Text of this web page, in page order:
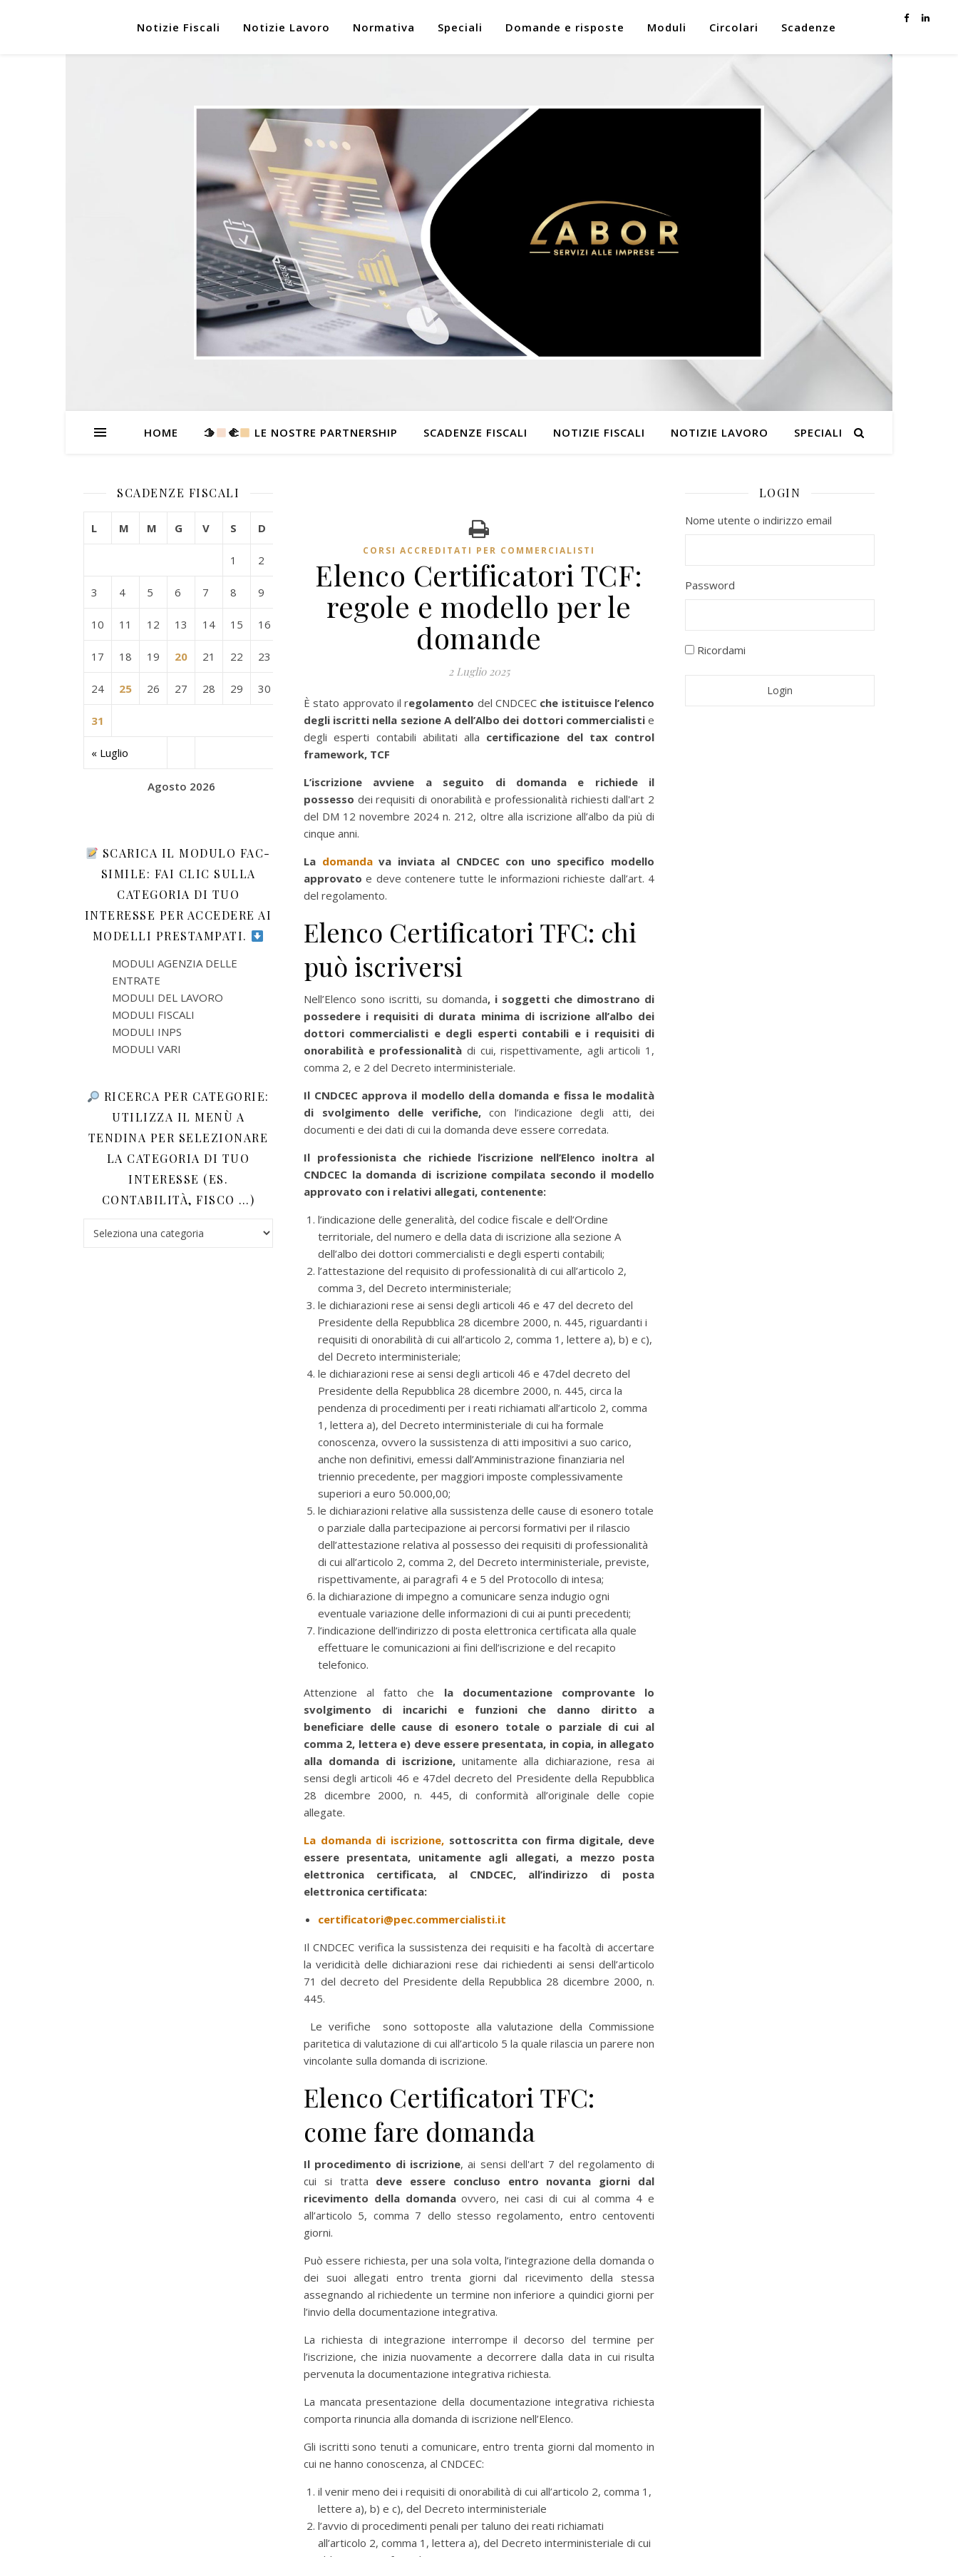
Notizie Fiscali Notizie Lavoro Normativa Speciali Domande e risposte Moduli Circolari Scadenze
HOME 🫱 ‍🫲 LE NOSTRE PARTNERSHIP SCADENZE FISCALI NOTIZIE FISCALI NOTIZIE LAVORO SPECIALI
SCADENZE FISCALI
Agosto 2026
L M M G V S D
« Luglio
1 2
3 4 5 6 7 8 9
10 11 12 13 14 15 16
17 18 19 20 21 22 23
24 25 26 27 28 29 30
31
SCARICA IL MODULO FAC-
SIMILE: FAI CLIC SULLA
CATEGORIA DI TUO
INTERESSE PER ACCEDERE AI
MODELLI PRESTAMPATI.
MODULI AGENZIA DELLE
ENTRATE
MODULI DEL LAVORO
MODULI FISCALI
MODULI INPS
MODULI VARI
RICERCA PER CATEGORIE:
UTILIZZA IL MENÙ A
TENDINA PER SELEZIONARE
LA CATEGORIA DI TUO
INTERESSE (ES.
CONTABILITÀ, FISCO …)
Ricerca per categorie: utilizza il menù a tendina per selezionare la categoria di tuo interesse (es. contabilità, Fisco …)
CORSI ACCREDITATI PER COMMERCIALISTI
Elenco Certificatori TCF:
regole e modello per le
domande
2 Luglio 2025
È stato approvato il regolamento del CNDCEC che istituisce l’elenco
degli iscritti nella sezione A dell’Albo dei dottori commercialisti e
degli esperti contabili abilitati alla certificazione del tax control
framework, TCF
L’iscrizione avviene a seguito di domanda e richiede il
possesso dei requisiti di onorabilità e professionalità richiesti dall'art 2
del DM 12 novembre 2024 n. 212, oltre alla iscrizione all’albo da più di
cinque anni.
La domandava inviata al CNDCEC con uno specifico modello
approvato e deve contenere tutte le informazioni richieste dall’art. 4
del regolamento.
Elenco Certificatori TFC: chi
può iscriversi
Nell’Elenco sono iscritti, su domanda, i soggetti che dimostrano di
possedere i requisiti di durata minima di iscrizione all’albo dei
dottori commercialisti e degli esperti contabili e i requisiti di
onorabilità e professionalità di cui, rispettivamente, agli articoli 1,
comma 2, e 2 del Decreto interministeriale.
Il CNDCEC approva il modello della domanda e fissa le modalità
di svolgimento delle verifiche, con l’indicazione degli atti, dei
documenti e dei dati di cui la domanda deve essere corredata.
Il professionista che richiede l’iscrizione nell’Elenco inoltra al
CNDCEC la domanda di iscrizione compilata secondo il modello
approvato con i relativi allegati, contenente:
l’indicazione delle generalità, del codice fiscale e dell’Ordine
territoriale, del numero e della data di iscrizione alla sezione A
dell’albo dei dottori commercialisti e degli esperti contabili;
l’attestazione del requisito di professionalità di cui all’articolo 2,
comma 3, del Decreto interministeriale;
le dichiarazioni rese ai sensi degli articoli 46 e 47 del decreto del
Presidente della Repubblica 28 dicembre 2000, n. 445, riguardanti i
requisiti di onorabilità di cui all’articolo 2, comma 1, lettere a), b) e c),
del Decreto interministeriale;
le dichiarazioni rese ai sensi degli articoli 46 e 47del decreto del
Presidente della Repubblica 28 dicembre 2000, n. 445, circa la
pendenza di procedimenti per i reati richiamati all’articolo 2, comma
1, lettera a), del Decreto interministeriale di cui ha formale
conoscenza, ovvero la sussistenza di atti impositivi a suo carico,
anche non definitivi, emessi dall’Amministrazione finanziaria nel
triennio precedente, per maggiori imposte complessivamente
superiori a euro 50.000,00;
le dichiarazioni relative alla sussistenza delle cause di esonero totale
o parziale dalla partecipazione ai percorsi formativi per il rilascio
dell’attestazione relativa al possesso dei requisiti di professionalità
di cui all’articolo 2, comma 2, del Decreto interministeriale, previste,
rispettivamente, ai paragrafi 4 e 5 del Protocollo di intesa;
la dichiarazione di impegno a comunicare senza indugio ogni
eventuale variazione delle informazioni di cui ai punti precedenti;
l’indicazione dell’indirizzo di posta elettronica certificata alla quale
effettuare le comunicazioni ai fini dell’iscrizione e del recapito
telefonico.
Attenzione al fatto che la documentazione comprovante lo
svolgimento di incarichi e funzioni che danno diritto a
beneficiare delle cause di esonero totale o parziale di cui al
comma 2, lettera e) deve essere presentata, in copia, in allegato
alla domanda di iscrizione, unitamente alla dichiarazione, resa ai
sensi degli articoli 46 e 47del decreto del Presidente della Repubblica
28 dicembre 2000, n. 445, di conformità all’originale delle copie
allegate.
La domanda di iscrizione, sottoscritta con firma digitale, deve
essere presentata, unitamente agli allegati, a mezzo posta
elettronica certificata, al CNDCEC, all’indirizzo di posta
elettronica certificata:
certificatori@pec.commercialisti.it
Il CNDCEC verifica la sussistenza dei requisiti e ha facoltà di accertare
la veridicità delle dichiarazioni rese dai richiedenti ai sensi dell’articolo
71 del decreto del Presidente della Repubblica 28 dicembre 2000, n.
445.
Le verifiche sono sottoposte alla valutazione della Commissione
paritetica di valutazione di cui all’articolo 5 la quale rilascia un parere non
vincolante sulla domanda di iscrizione.
Elenco Certificatori TFC:
come fare domanda
Il procedimento di iscrizione, ai sensi dell'art 7 del regolamento di
cui si tratta deve essere concluso entro novanta giorni dal
ricevimento della domandaovvero, nei casi di cui al comma 4 e
all’articolo 5, comma 7 dello stesso regolamento, entro centoventi
giorni.
Può essere richiesta, per una sola volta, l’integrazione della domanda o
dei suoi allegati entro trenta giorni dal ricevimento della stessa
assegnando al richiedente un termine non inferiore a quindici giorni per
l’invio della documentazione integrativa.
La richiesta di integrazione interrompe il decorso del termine per
l’iscrizione, che inizia nuovamente a decorrere dalla data in cui risulta
pervenuta la documentazione integrativa richiesta.
La mancata presentazione della documentazione integrativa richiesta
comporta rinuncia alla domanda di iscrizione nell’Elenco.
Gli iscritti sono tenuti a comunicare, entro trenta giorni dal momento in
cui ne hanno conoscenza, al CNDCEC:
il venir meno dei i requisiti di onorabilità di cui all’articolo 2, comma 1,
lettere a), b) e c), del Decreto interministeriale
l’avvio di procedimenti penali per taluno dei reati richiamati
all’articolo 2, comma 1, lettera a), del Decreto interministeriale di cui
LOGIN
Nome utente o indirizzo email
Password
Ricordami